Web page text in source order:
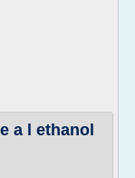
a l ethanol